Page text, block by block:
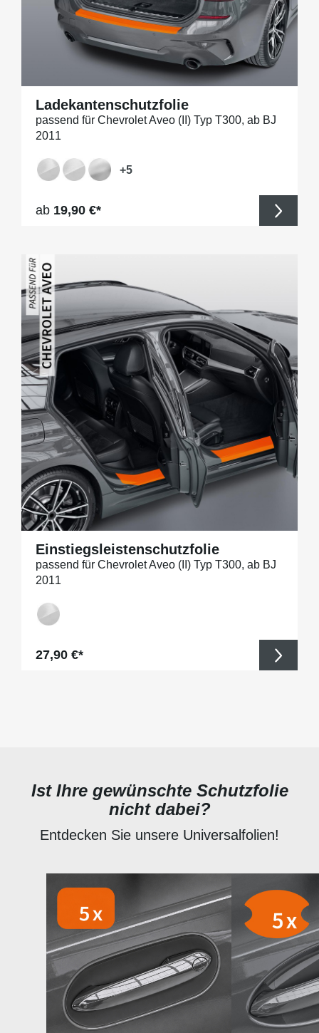
Ladekantenschutzfolie
passend für Chevrolet Aveo (II) Typ T300, ab BJ
2011
+5
Regulärer Preis:
ab 19,90 €*
Einstiegsleistenschutzfolie
passend für Chevrolet Aveo (II) Typ T300, ab BJ
2011
Regulärer Preis:
27,90 €*
Ist Ihre gewünschte Schutzfolie
nicht dabei?
Entdecken Sie unsere Universalfolien!